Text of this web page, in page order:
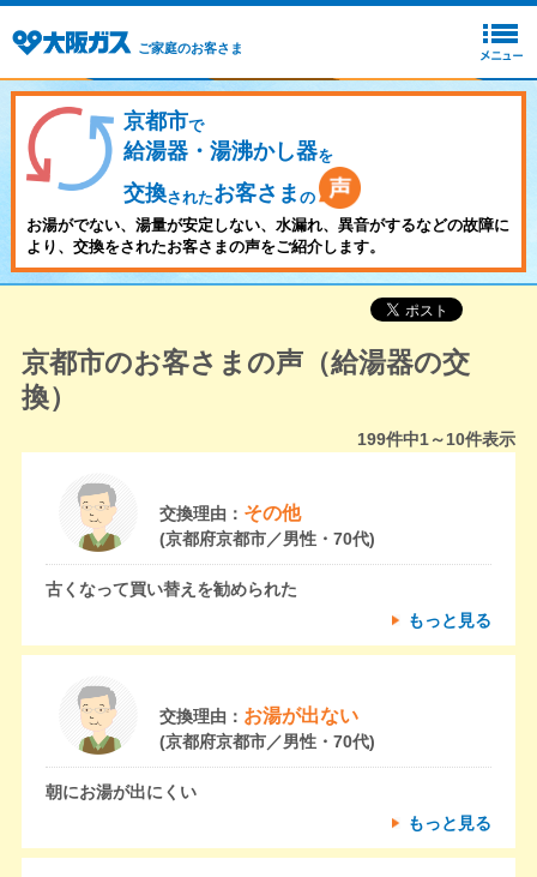
ご家庭のお客さま
京都市で
給湯器・湯沸かし器を
交換されたお客さま の
お湯がでない、湯量が安定しない、水漏れ、異音がするなどの故障に
より、交換をされたお客さまの声をご紹介します。
京都市のお客さまの声（給湯器の交
換）
199件中1～10件表示
交換理由： その他
(京都府京都市／男性・70代)
古くなって買い替えを勧められた
もっと見る
交換理由： お湯が出ない
(京都府京都市／男性・70代)
朝にお湯が出にくい
もっと見る